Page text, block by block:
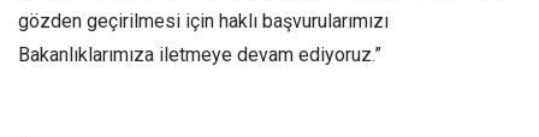
gözden geçirilmesi için haklı başvurularımızı
Bakanlıklarımıza iletmeye devam ediyoruz.”